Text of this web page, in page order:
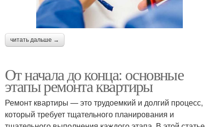
читать дальше →
От начала до конца: основные
этапы ремонта квартиры
Ремонт квартиры — это трудоемкий и долгий процесс,
который требует тщательного планирования и